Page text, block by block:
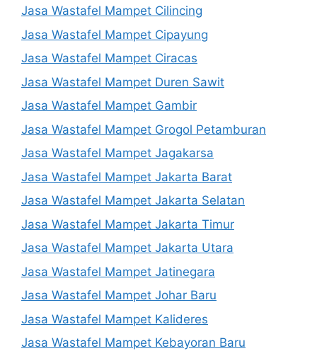
Jasa Wastafel Mampet Cilincing
Jasa Wastafel Mampet Cipayung
Jasa Wastafel Mampet Ciracas
Jasa Wastafel Mampet Duren Sawit
Jasa Wastafel Mampet Gambir
Jasa Wastafel Mampet Grogol Petamburan
Jasa Wastafel Mampet Jagakarsa
Jasa Wastafel Mampet Jakarta Barat
Jasa Wastafel Mampet Jakarta Selatan
Jasa Wastafel Mampet Jakarta Timur
Jasa Wastafel Mampet Jakarta Utara
Jasa Wastafel Mampet Jatinegara
Jasa Wastafel Mampet Johar Baru
Jasa Wastafel Mampet Kalideres
Jasa Wastafel Mampet Kebayoran Baru